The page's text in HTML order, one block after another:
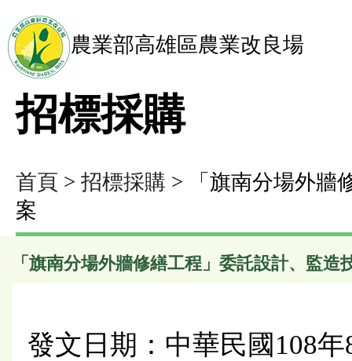
農業部高雄區農業改良場
招標採購
首頁 > 招標採購 > 「旗南分場外牆
案
「旗南分場外牆修繕工程」委託設計、監造
發文日期：中華民國108年